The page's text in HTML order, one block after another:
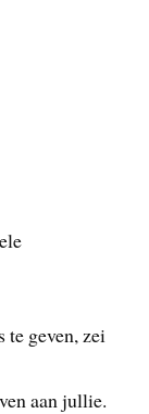
geven, zei
aan jullie.